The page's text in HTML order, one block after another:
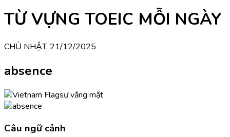
TỪ VỰNG TOEIC MỖI NGÀY
CHỦ NHẬT, 21/12/2025
absence
sự vắng mặt
Câu ngữ cảnh